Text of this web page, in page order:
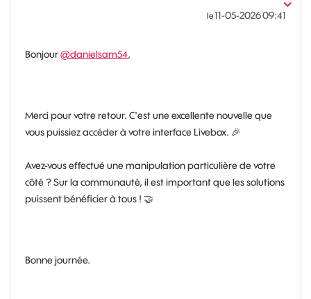
le‎11-05-202609:41
Bonjour@danielsam54,
Merci pour votre retour. C'est une excellente nouvelle que
vous puissiez accéder à votre interface Livebox. 🎉
Avez-vous effectué une manipulation particulière de votre
côté ? Sur la communauté, il est important que les solutions
puissent bénéficier à tous ! 🤝
Bonne journée.